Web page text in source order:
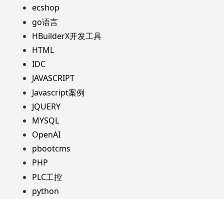
ecshop
go语言
HBuilderX开发工具
HTML
IDC
JAVASCRIPT
Javascript案例
JQUERY
MYSQL
OpenAI
pbootcms
PHP
PLC工控
python